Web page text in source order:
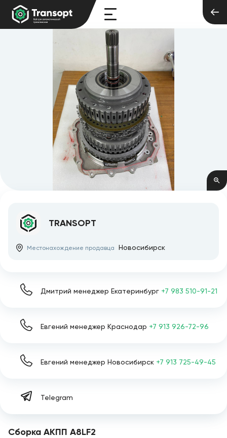
Сборка АКПП A8LF2
Telegram
Евгений менеджер Новосибирск +7 913 725-49-45
Евгений менеджер Краснодар +7 913 926-72-96
Дмитрий менеджер Екатеринбург +7 983 510-91-21
TRANSOPT
Местонахождение продавца Новосибирск